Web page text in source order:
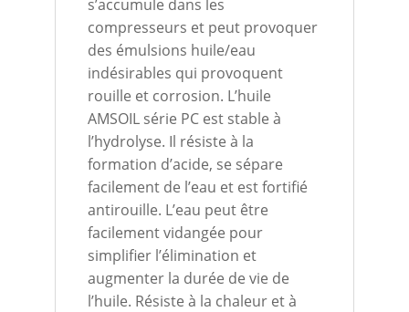
s’accumule dans les
compresseurs et peut provoquer
des émulsions huile/eau
indésirables qui provoquent
rouille et corrosion. L’huile
AMSOIL série PC est stable à
l’hydrolyse. Il résiste à la
formation d’acide, se sépare
facilement de l’eau et est fortifié
antirouille. L’eau peut être
facilement vidangée pour
simplifier l’élimination et
augmenter la durée de vie de
l’huile. Résiste à la chaleur et à